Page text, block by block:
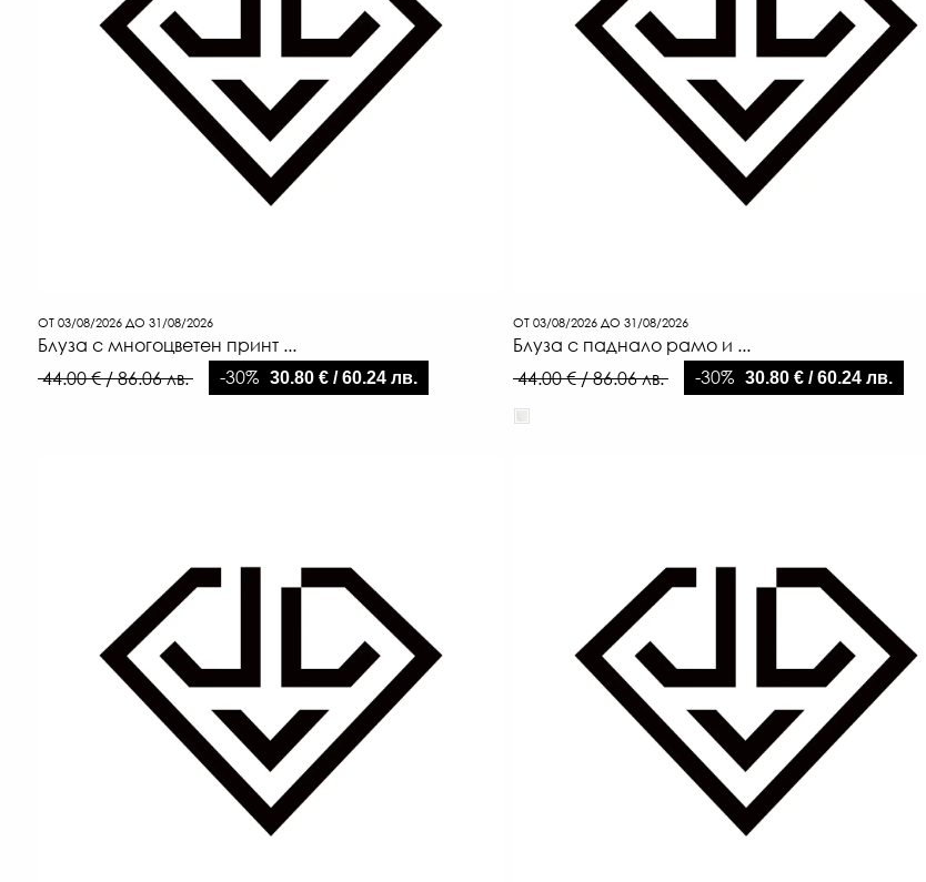
ОТ 03/08/2026 ДО 31/08/2026
Блуза с многоцветен принт ...
44.00 € / 86.06 лв.
-30% 30.80 € / 60.24 лв.
ОТ 03/08/2026 ДО 31/08/2026
Блуза с паднало рамо и ...
44.00 € / 86.06 лв.
-30% 30.80 € / 60.24 лв.